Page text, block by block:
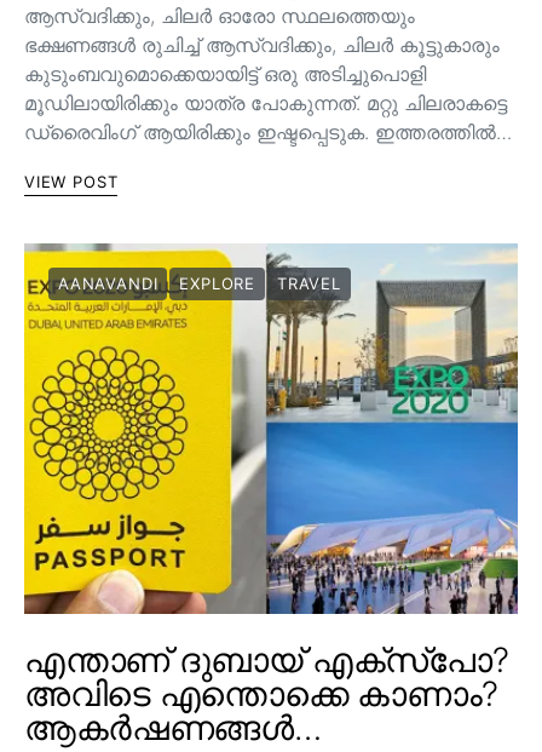
ആസ്വദിക്കും, ചിലർ ഓരോ സ്ഥലത്തെയും
ഭക്ഷണങ്ങൾ രുചിച്ച് ആസ്വദിക്കും, ചിലർ കൂട്ടുകാരും
കുടുംബവുമൊക്കെയായിട്ട് ഒരു അടിച്ചുപൊളി
മൂഡിലായിരിക്കും യാത്ര പോകുന്നത്. മറ്റു ചിലരാകട്ടെ
ഡ്രൈവിംഗ് ആയിരിക്കും ഇഷ്ടപ്പെടുക. ഇത്തരത്തിൽ…
VIEW POST
AANAVANDI EXPLORE TRAVEL
എന്താണ് ദുബായ് എക്സ്പോ?
അവിടെ എന്തൊക്കെ കാണാം?
ആകർഷണങ്ങൾ…